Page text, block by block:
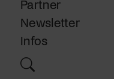
Partner
Newsletter
Infos